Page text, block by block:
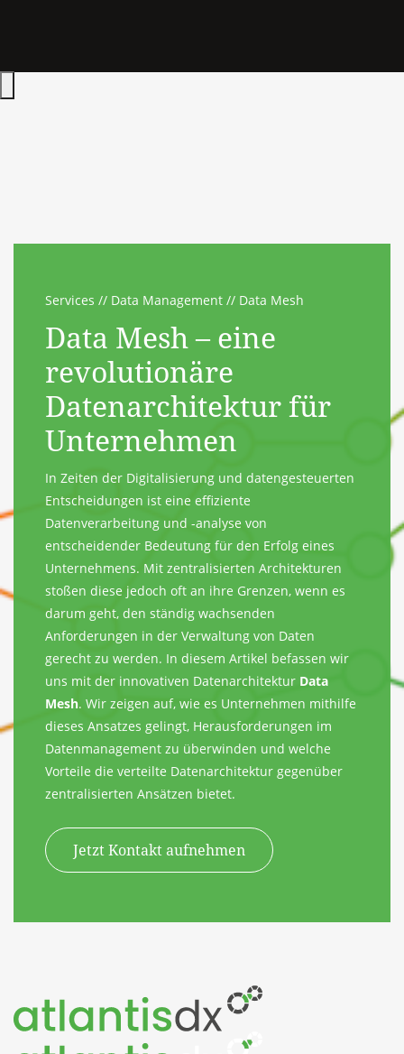
Services Data Management Data Mesh
Data Mesh – eine
revolutionäre
Datenarchitektur für
Unternehmen
In Zeiten der Digitalisierung und datengesteuerten
Entscheidungen ist eine effiziente
Datenverarbeitung und -analyse von
entscheidender Bedeutung für den Erfolg eines
Unternehmens. Mit zentralisierten Architekturen
stoßen diese jedoch oft an ihre Grenzen, wenn es
darum geht, den ständig wachsenden
Anforderungen in der Verwaltung von Daten
gerecht zu werden. In diesem Artikel befassen wir
uns mit der innovativen Datenarchitektur Data
Mesh. Wir zeigen auf, wie es Unternehmen mithilfe
dieses Ansatzes gelingt, Herausforderungen im
Datenmanagement zu überwinden und welche
Vorteile die verteilte Datenarchitektur gegenüber
zentralisierten Ansätzen bietet.
Jetzt Kontakt aufnehmen